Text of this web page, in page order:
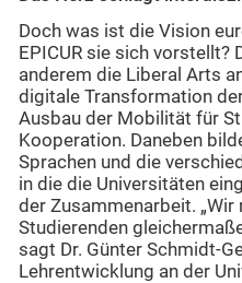
Doch was ist die Vision
EPICUR sie sich vorstellt?
anderem die Liberal Arts
digitale Transformation
Ausbau der Mobilität für
Kooperation. Daneben
Sprachen und die
in die die Universitäten
der Zusammenarbeit.
Studierenden
sagt Dr. Günter Schmidt-
Lehrentwicklung an der